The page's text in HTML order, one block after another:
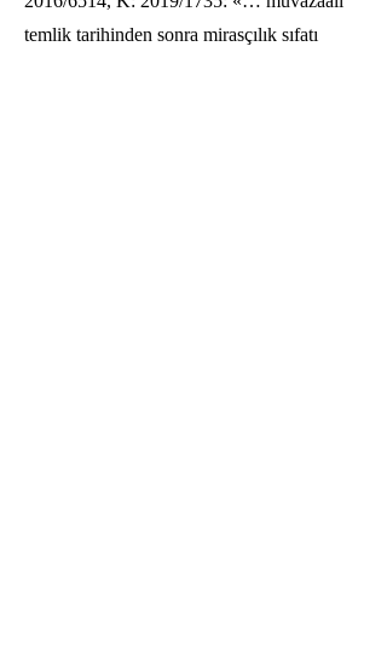
temlik tarihinden sonra mirasçılık sıfatı